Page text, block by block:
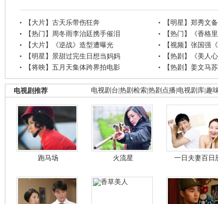
【大片】古天乐带伤狂奔
【明星】郑秀文
【热门】周冬雨李治廷携手催泪
【热门】《香格
【大片】《逆战》造型遭曝光
【视频】张国强
【明星】景甜过完生日想当妈妈
【热剧】《美人
【将映】五月天集体跨界拍电影
【热剧】姜文马
电视剧台 热剧检索 热剧点播 电视剧库 趣
电视剧推荐
跑马场 火流星 一日夫妻百日